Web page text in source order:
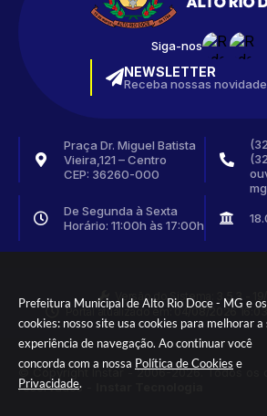
Prefeitura Municipal de Alto Rio Doce - MG e os
cookies: nosso site usa cookies para melhorar a
experiência de navegação. Ao continuar você
concorda com a nossa Política de Cookies e
Privacidade.
Praça Dr. Miguel Batista
Vieira,121 – Centro
CEP: 36260-000
De Segunda à Sexta
Horário: 11:00h às 17:00h
Siga-nos
NEWSLETTER
Receba nossas
Versão do Sistema:
3.5.3 -
Portal atualizado em:04/08/2026 16:03
© Copyright Instar - 2006-2026. Todos os
reservados -